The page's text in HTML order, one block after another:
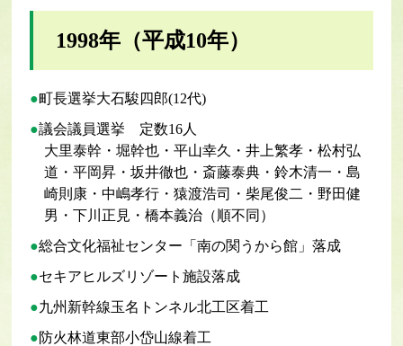
1998年（平成10年）
町長選挙大石駿四郎(12代)
議会議員選挙 定数16人
大里泰幹・堀幹也・平山幸久・井上繁孝・松村弘
道・平岡昇・坂井徹也・斎藤泰典・鈴木清一・島
崎則康・中嶋孝行・猿渡浩司・柴尾俊二・野田健
男・下川正見・橋本義治（順不同）
総合文化福祉センター「南の関うから館」落成
セキアヒルズリゾート施設落成
九州新幹線玉名トンネル北工区着工
防火林道東部小岱山線着工